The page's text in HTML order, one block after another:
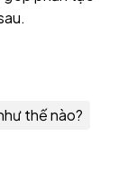
thế nào?